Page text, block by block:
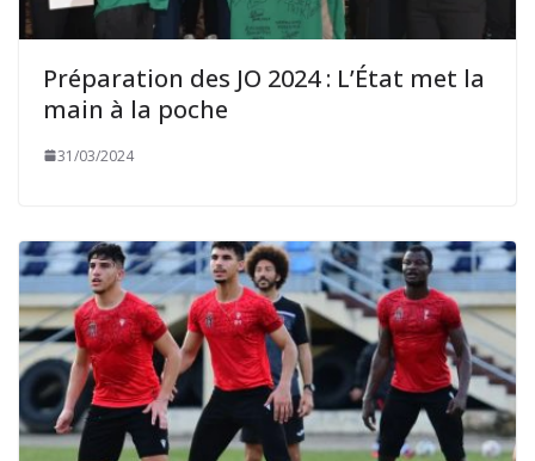
Préparation des JO 2024 : L’État met la
main à la poche
31/03/2024